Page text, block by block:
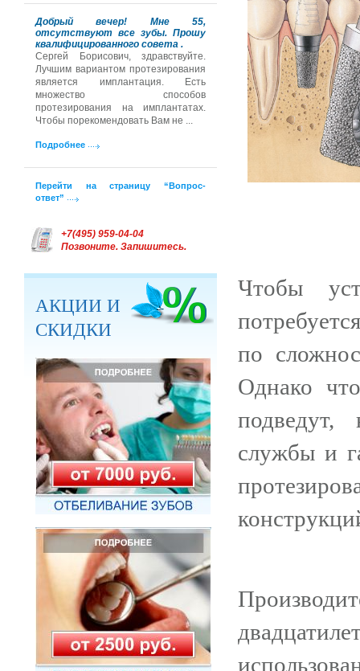
Добрый вечер! Мне 55,
отсутствуют все зубы. Прошу
квалифицированного совета .
Сергей Борисович, здравствуйте.
Лучшим вариантом протезирования
является имплантация. Есть
множество способов
протезирования на имплантатах.
Чтобы порекомендовать Вам не ...
Подробнее
Перейти на страницу “Вопрос-
ответ”
+7(495) 959-04-04
Позвоните. Запишитесь.
АКЦИИ И
СКИДКИ
Чтобы
по
Однако
службы и